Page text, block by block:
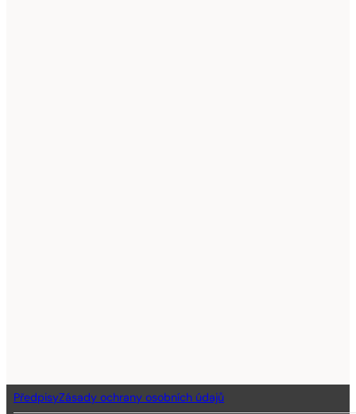
PředpisyZásady ochrany osobních údajů